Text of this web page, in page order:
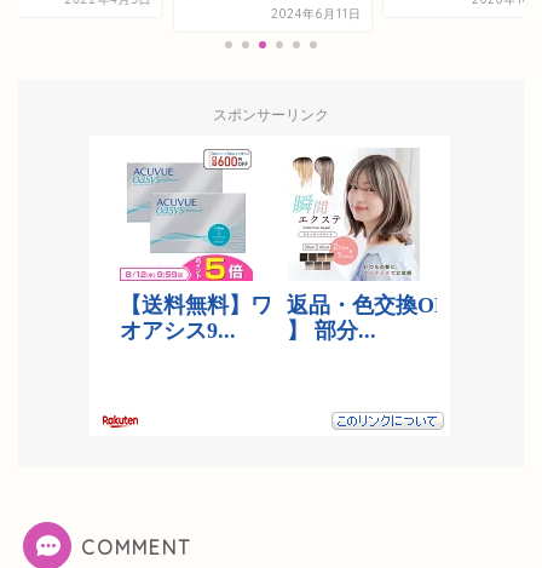
2024年6月11日
スポンサーリンク
COMMENT